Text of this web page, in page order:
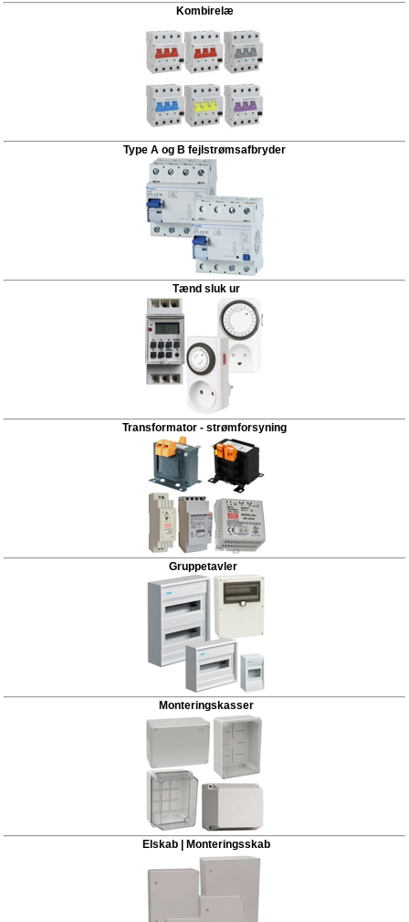
Kombirelæ
Type A og B fejlstrømsafbryder
Tænd sluk ur
Transformator - strømforsyning
Gruppetavler
Monteringskasser
Elskab | Monteringsskab